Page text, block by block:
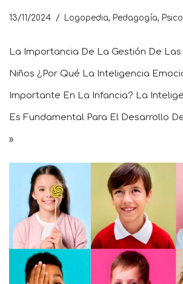
13/11/2024 Logopedia, Pedagogía,
La Importancia De La Gestión De
Niños ¿Por Qué La Inteligencia
Importante En La Infancia? La
Es Fundamental Para El Desarrollo
»